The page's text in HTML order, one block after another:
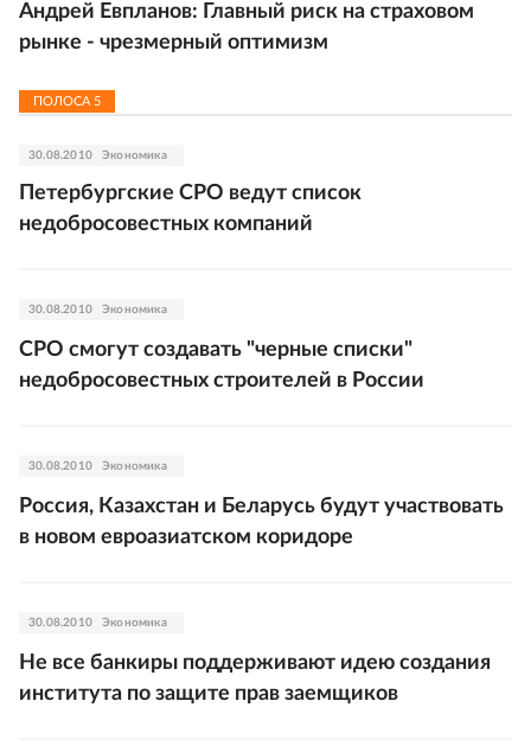
Андрей Евпланов: Главный риск на страховом
рынке - чрезмерный оптимизм
ПОЛОСА 5
30.08.2010 Экономика
Петербургские СРО ведут список
недобросовестных компаний
30.08.2010 Экономика
СРО смогут создавать "черные списки"
недобросовестных строителей в России
30.08.2010 Экономика
Россия, Казахстан и Беларусь будут участвовать
в новом евроазиатском коридоре
30.08.2010 Экономика
Не все банкиры поддерживают идею создания
института по защите прав заемщиков